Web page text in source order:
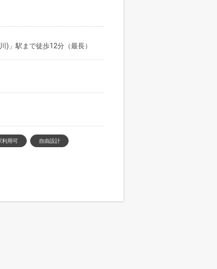
)」駅まで徒歩12分（最長）
利用可 自由設計